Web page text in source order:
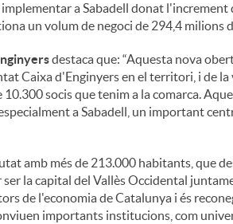
a Sabadell donat l'increment
un volum de negoci de 294,4 milions
destaca que: “Aquesta nova
Caixa d'Enginyers en el territori, i de
socis que tenim a la comarca.
a Sabadell, un important
amb més de 213.000 habitants, que
la capital del Vallès Occidental
de l'economia de Catalunya i és
importants institucions, com